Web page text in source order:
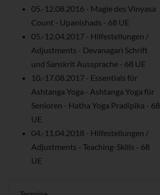
05.-12.08.2016 - Magie des Vinyasa
Count - Upanishads - 68 UE
05.-12.04.2017 - Hilfestellungen /
Adjustments - Devanagari Schrift
und Sanskrit Aussprache - 68 UE
10.-17.08.2017 - Essentials für
Ashtanga Yoga - Ashtanga Yoga für
Senioren - Hatha Yoga Pradipika - 68
UE
04.-11.04.2018 - Hilfestellungen /
Adjustments - Teaching-Skills - 68
UE